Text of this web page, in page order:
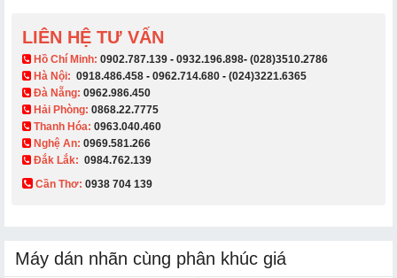
LIÊN HỆ TƯ VẤN
​ Hồ Chí Minh: 0902.787.139 - 0932.196.898- (028)3510.2786
Hà Nội: 0918.486.458 - 0962.714.680 - (024)3221.6365
Đà Nẵng: 0962.986.450
Hải Phòng: 0868.22.7775
Thanh Hóa: 0963.040.460
Nghệ An: 0969.581.266
Đắk Lắk: 0984.762.139
Cần Thơ: 0938 704 139​
Máy dán nhãn cùng phân khúc giá